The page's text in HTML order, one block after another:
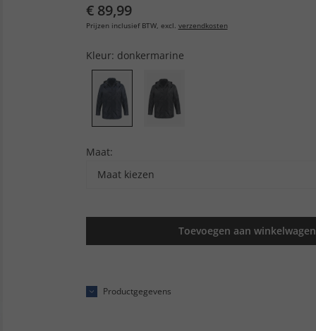
€ 89,99
Prijzen inclusief BTW, excl. verzendkosten
Kleur: donkermarine
Maat:
Maat kiezen
Toevoegen aan winkelwagen
Productgegevens